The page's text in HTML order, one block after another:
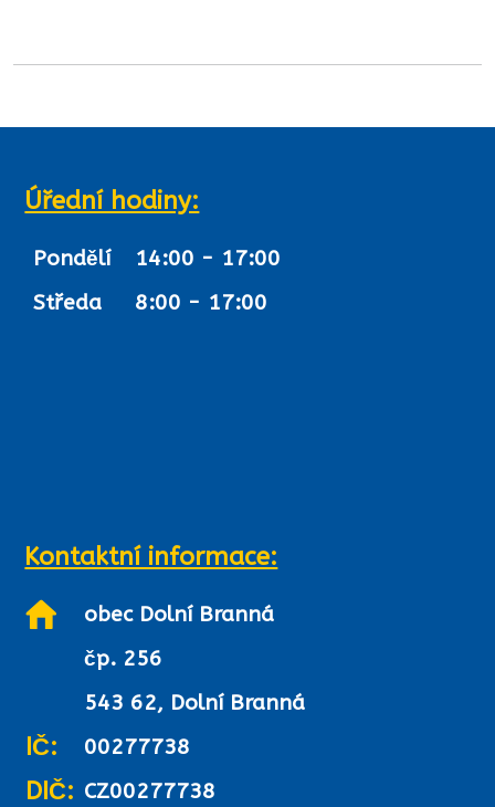
Úřední hodiny:
Pondělí
14:00 - 17:00
Středa
8:00 - 17:00
Kontaktní informace:
obec Dolní Branná
čp. 256
543 62, Dolní Branná
IČ: 00277738
DIČ: CZ00277738